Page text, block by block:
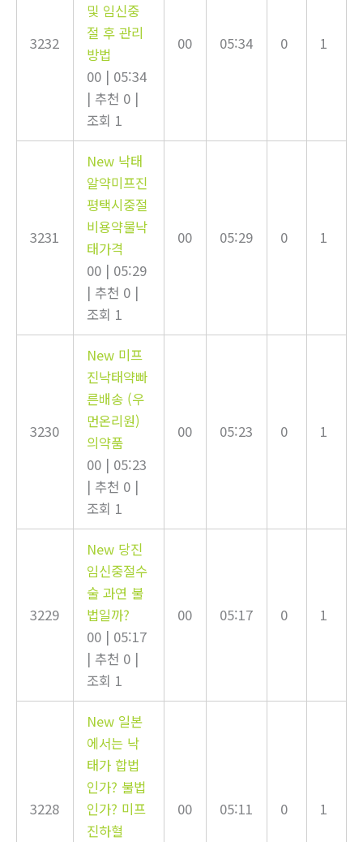
3232
및 임신중
절 후 관리
방법
00 | 05:34
| 추천 0 |
조회 1
00 05:34 0 1
3231
New 낙태
알약미프진
평택시중절
비용약물낙
태가격
00 | 05:29
| 추천 0 |
조회 1
00 05:29 0 1
3230
New 미프
진낙태약빠
른배송 (우
먼온리원)
의약품
00 | 05:23
| 추천 0 |
조회 1
00 05:23 0 1
3229
New 당진
임신중절수
술 과연 불
법일까?
00 | 05:17
| 추천 0 |
조회 1
00 05:17 0 1
3228
New 일본
에서는 낙
태가 합법
인가? 불법
인가? 미프
진하혈
00 05:11 0 1